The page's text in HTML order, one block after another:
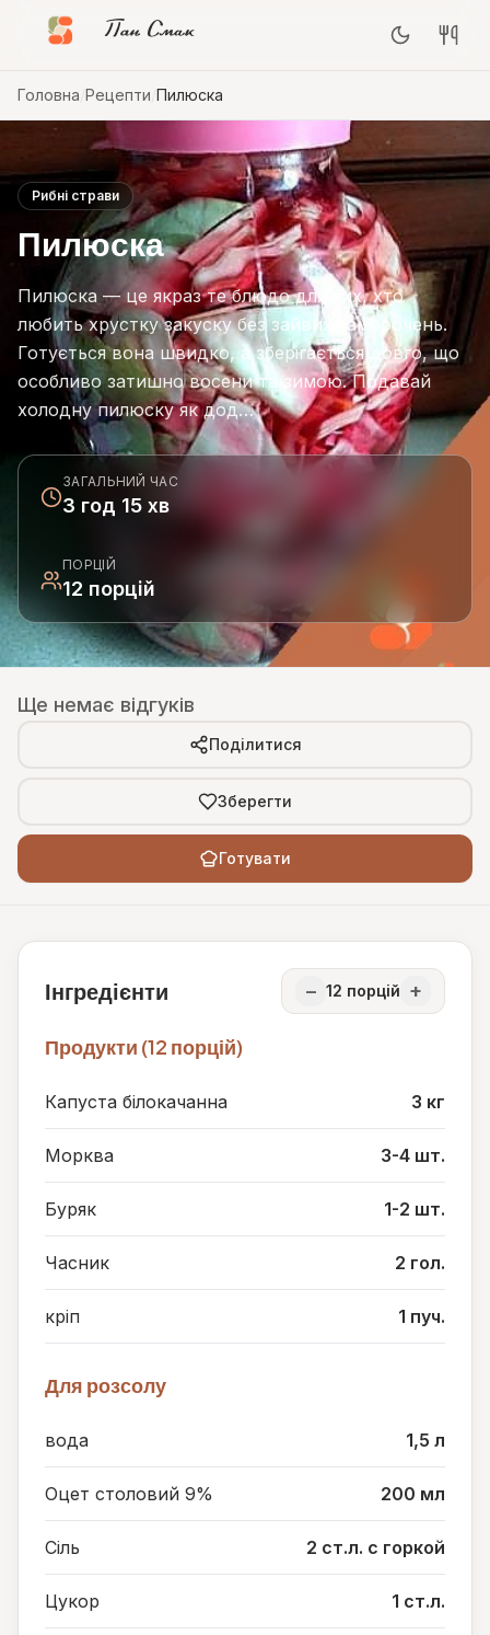
Пан Смак
Головна Рецепти Пилюска
Рибні страви
Пилюска
Пилюска — це якраз те блюдо для тих, хто
любить хрустку закуску без зайвих заморочень.
Готується вона швидко, а зберігається довго, що
особливо затишно восени та зимою. Подавай
холодну пилюску як дод…
ЗАГАЛЬНИЙ ЧАС
3 год 15 хв
ПОРЦІЙ
12 порцій
Ще немає відгуків
Поділитися
Зберегти
Готувати
Інгредієнти − 12 порцій +
Продукти (12 порцій)
Капуста білокачанна 3 кг
Морква 3-4 шт.
Буряк 1-2 шт.
Часник 2 гол.
кріп 1 пуч.
Для розсолу
вода 1,5 л
Оцет столовий 9% 200 мл
Сіль 2 ст.л. с горкой
Цукор 1 ст.л.